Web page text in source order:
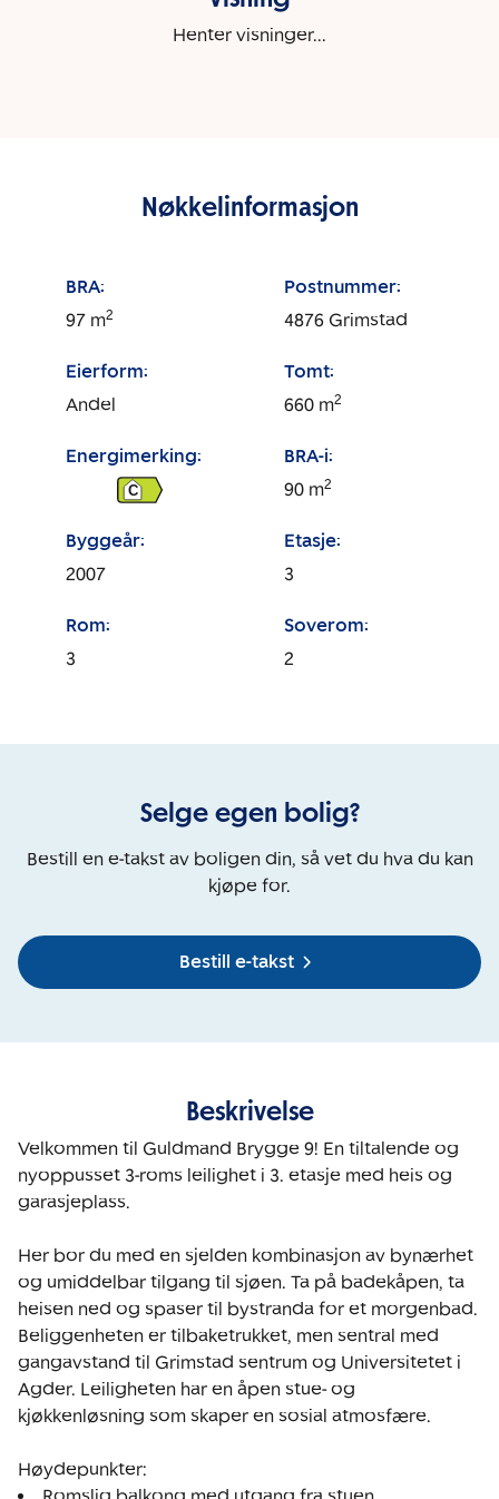
Henter visninger...
Nøkkelinformasjon
BRA:
97 m2
Postnummer:
4876 Grimstad
Eierform:
Andel
Tomt:
660 m2
Energimerking:
C
BRA-i:
90 m2
Byggeår:
2007
Etasje:
3
Rom:
3
Soverom:
2
Selge egen bolig?
Bestill en e-takst av boligen din, så vet du hva du kan
kjøpe for.
Bestill e-takst
Beskrivelse
Velkommen til Guldmand Brygge 9! En tiltalende og
nyoppusset 3-roms leilighet i 3. etasje med heis og
garasjeplass.
Her bor du med en sjelden kombinasjon av bynærhet
og umiddelbar tilgang til sjøen. Ta på badekåpen, ta
heisen ned og spaser til bystranda for et morgenbad.
Beliggenheten er tilbaketrukket, men sentral med
gangavstand til Grimstad sentrum og Universitetet i
Agder. Leiligheten har en åpen stue- og
kjøkkenløsning som skaper en sosial atmosfære.
Høydepunkter: